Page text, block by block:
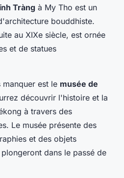
Tràng à My Tho est un
bouddhiste.
au XIXe siècle, est ornée
et de statues
manquer est le musée de
découvrir l'histoire et la
à travers des
Le musée présente des
et des objets
dans le passé de